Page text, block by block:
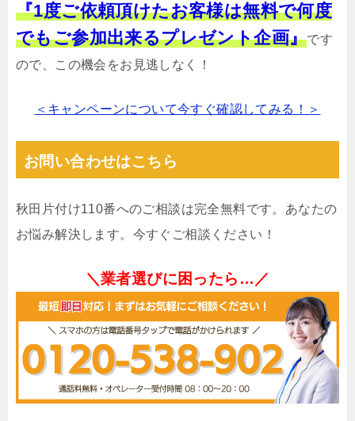
『1度ご依頼頂けたお客様は無料で何度
でもご参加出来るプレゼント企画』です
ので、この機会をお見逃しなく！
＜キャンペーンについて今すぐ確認してみる！＞
お問い合わせはこちら
秋田片付け110番へのご相談は完全無料です。あなたの
お悩み解決します。今すぐご相談ください！
＼業者選びに困ったら…／